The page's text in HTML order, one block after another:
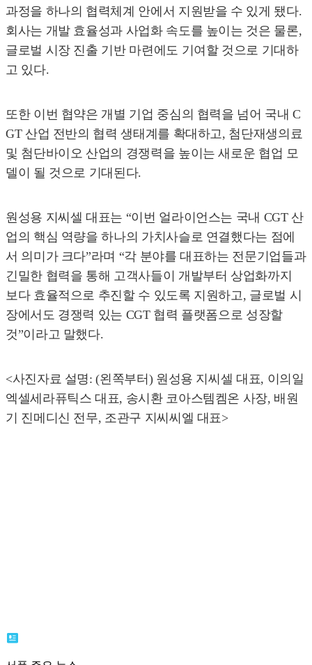
과정을 하나의 협력체계 안에서 지원받을 수 있게 됐다.
회사는 개발 효율성과 사업화 속도를 높이는 것은 물론,
글로벌 시장 진출 기반 마련에도 기여할 것으로 기대하
고 있다.
또한 이번 협약은 개별 기업 중심의 협력을 넘어 국내 C
GT 산업 전반의 협력 생태계를 확대하고, 첨단재생의료
및 첨단바이오 산업의 경쟁력을 높이는 새로운 협업 모
델이 될 것으로 기대된다.
원성용 지씨셀 대표는 “이번 얼라이언스는 국내 CGT 산
업의 핵심 역량을 하나의 가치사슬로 연결했다는 점에
서 의미가 크다”라며 “각 분야를 대표하는 전문기업들과
긴밀한 협력을 통해 고객사들이 개발부터 상업화까지
보다 효율적으로 추진할 수 있도록 지원하고, 글로벌 시
장에서도 경쟁력 있는 CGT 협력 플랫폼으로 성장할
것”이라고 말했다.
<사진자료 설명: (왼쪽부터) 원성용 지씨셀 대표, 이의일
엑셀세라퓨틱스 대표, 송시환 코아스템켐온 사장, 배원
기 진메디신 전무, 조관구 지씨씨엘 대표>